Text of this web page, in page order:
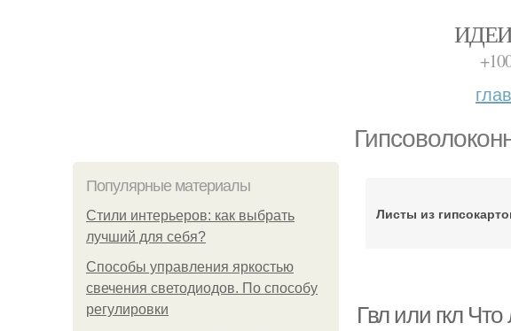
Популярные материалы
Стили интерьеров: как выбрать
лучший для себя?
Способы управления яркостью
свечения светодиодов. По способу
регулировки
Листы из
Гвл или гкл